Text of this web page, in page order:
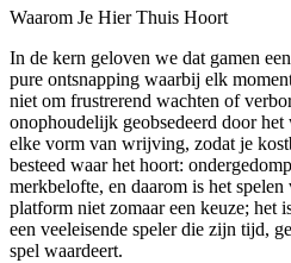
Waarom Je Hier Thuis Hoort
In de kern geloven we dat gamen
pure ontsnapping waarbij elk
niet om frustrerend wachten of
onophoudelijk geobsedeerd door
elke vorm van wrijving, zodat je
besteed waar het hoort:
merkbelofte, en daarom is het
platform niet zomaar een keuze; het
een veeleisende speler die zijn tijd,
spel waardeert.